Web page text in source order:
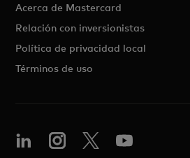
Acerca de Mastercard
Relación con inversionistas
Política de privacidad local
Términos de uso